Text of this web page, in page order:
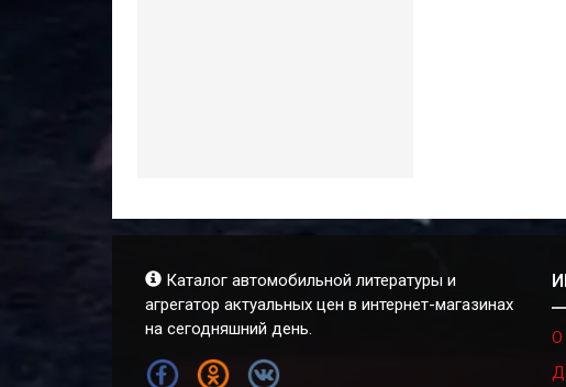
Каталог автомобильной литературы и
агрегатор актуальных цен в интернет-магазинах
на сегодняшний день.
FB OK VK
О